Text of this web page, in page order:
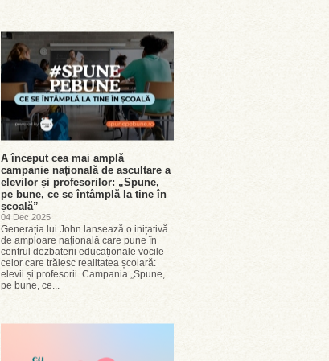
A început cea mai amplă
campanie națională de ascultare a
elevilor și profesorilor: „Spune,
pe bune, ce se întâmplă la tine în
școală”
04 Dec 2025
Generația lui John lansează o inițativă
de amploare națională care pune în
centrul dezbaterii educaționale vocile
celor care trăiesc realitatea școlară:
elevii și profesorii. Campania „Spune,
pe bune, ce...